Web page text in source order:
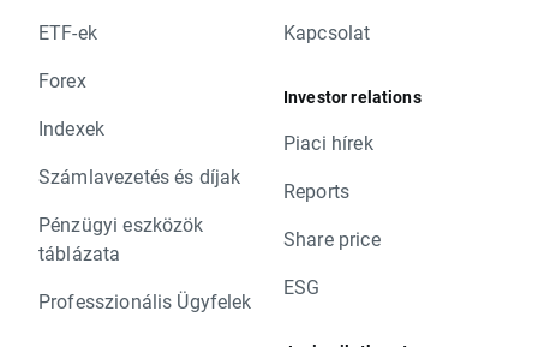
ETF-ek
Forex
Indexek
Számlavezetés és díjak
Pénzügyi eszközök
táblázata
Professzionális Ügyfelek
Kapcsolat
Investor relations
Piaci hírek
Reports
Share price
ESG